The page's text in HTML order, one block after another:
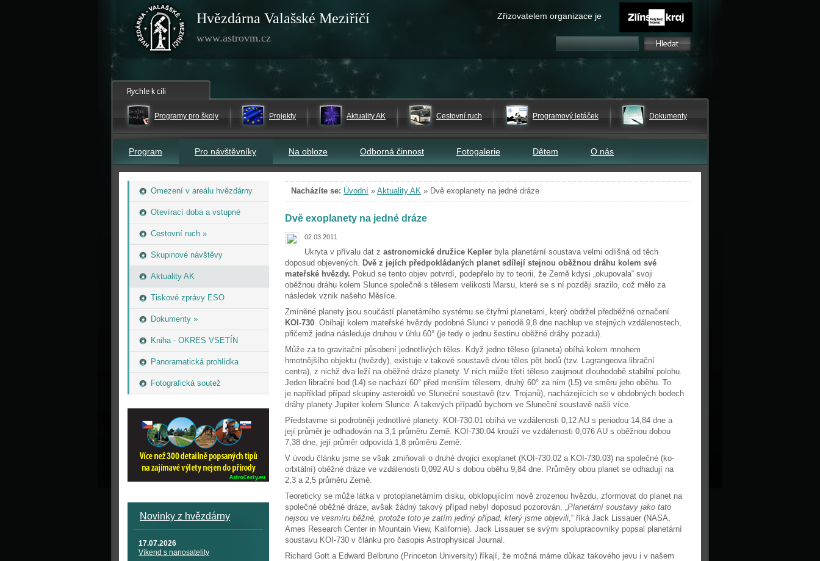
Hvězdárna Valašské Meziříčí
www.astrovm.cz
Zřizovatelem organizace je
Programy pro školy Projekty Aktuality AK Cestovní ruch Programový letáček Dokumenty
Program Pro návštěvníky Na obloze Odborná činnost Fotogalerie Dětem O nás
Omezení v areálu hvězdárny
Otevírací doba a vstupné
Cestovní ruch »
Skupinové návštěvy
Aktuality AK
Tiskové zprávy ESO
Dokumenty »
Kniha - OKRES VSETÍN
Panoramatická prohlídka
Fotografická soutež
Novinky z hvězdárny
17.07.2026
Víkend s nanosatelity
Nacházíte se: Úvodní » Aktuality AK » Dvě exoplanety na jedné dráze
Dvě exoplanety na jedné dráze
02.03.2011
Ukryta v přívalu dat z astronomické družice Kepler byla planetární soustava velmi odlišná od těch
doposud objevených. Dvě z jejích předpokládaných planet sdílejí stejnou oběžnou dráhu kolem své
mateřské hvězdy. Pokud se tento objev potvrdí, podepřelo by to teorii, že Země kdysi „okupovala“ svoji
oběžnou dráhu kolem Slunce společně s tělesem velikosti Marsu, které se s ní později srazilo, což mělo za
následek vznik našeho Měsíce.
Zmíněné planety jsou součástí planetárního systému se čtyřmi planetami, který obdržel předběžné označení
KOI-730. Obíhají kolem mateřské hvězdy podobné Slunci v periodě 9,8 dne nachlup ve stejných vzdálenostech,
přičemž jedna následuje druhou v úhlu 60° (je tedy o jednu šestinu oběžné dráhy pozadu).
Může za to gravitační působení jednotlivých těles. Když jedno těleso (planeta) obíhá kolem mnohem
hmotnějšího objektu (hvězdy), existuje v takové soustavě dvou těles pět bodů (tzv. Lagrangeova librační
centra), z nichž dva leží na oběžné dráze planety. V nich může třetí těleso zaujmout dlouhodobě stabilní polohu.
Jeden librační bod (L4) se nachází 60° před menším tělesem, druhý 60° za ním (L5) ve směru jeho oběhu. To
je například případ skupiny asteroidů ve Sluneční soustavě (tzv. Trojanů), nacházejících se v obdobných bodech
dráhy planety Jupiter kolem Slunce. A takových případů bychom ve Sluneční soustavě našli více.
Představme si podrobněji jednotlivé planety. KOI-730.01 obíhá ve vzdálenosti 0,12 AU s periodou 14,84 dne a
její průměr je odhadován na 3,1 průměru Země. KOI-730.04 krouží ve vzdálenosti 0,076 AU s oběžnou dobou
7,38 dne, její průměr odpovídá 1,8 průměru Země.
V úvodu článku jsme se však zmiňovali o druhé dvojici exoplanet (KOI-730.02 a KOI-730.03) na společné (ko-
orbitální) oběžné dráze ve vzdálenosti 0,092 AU s dobou oběhu 9,84 dne. Průměry obou planet se odhadují na
2,3 a 2,5 průměru Země.
Teoreticky se může látka v protoplanetárním disku, obklopujícím nově zrozenou hvězdu, zformovat do planet na
společné oběžné dráze, avšak žádný takový případ nebyl doposud pozorován. „Planetární soustavy jako tato
nejsou ve vesmíru běžné, protože toto je zatím jediný případ, který jsme objevili,“ říká Jack Lissauer (NASA,
Ames Research Center in Mountain View, Kalifornie). Jack Lissauer se svými spolupracovníky popsal planetární
soustavu KOI-730 v článku pro časopis Astrophysical Journal.
Richard Gott a Edward Belbruno (Princeton University) říkají, že možná máme důkaz takového jevu i v našem